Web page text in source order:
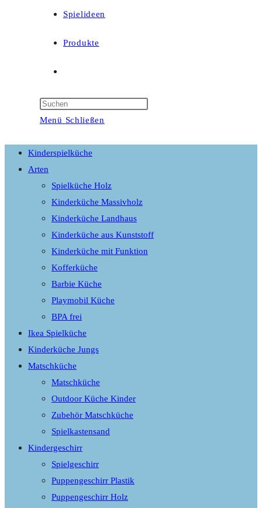
Spielideen
Produkte
Suche
Menü Schließen
Kinderspielküche
Arten
Spielküche Holz
Kinderküche Massivholz
Kinderküche Landhaus
Kinderküche aus Kunststoff
Kinderküche mit Funktion
Kofferküche
Barbie Küche
Playmobil Küche
BPA frei
Ikea Spielküche
Kinderküche Jungs
Matschküche
Matschküche
Outdoor Küche Kinder
Zubehör Matschküche
Spielkastensand
Kindergeschirr
Spielgeschirr
Puppengeschirr Plastik
Puppengeschirr Holz